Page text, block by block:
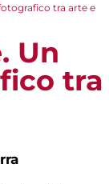
tra arte e
Un
tra